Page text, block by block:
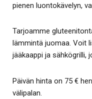
pienen luontokävelyn,
Tarjoamme
lämmintä juomaa. Voit
jääkaappi ja sähkögrilli,
Päivän hinta on 75 €
välipalan.